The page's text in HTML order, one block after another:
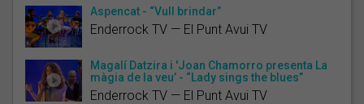
Aspencat - “Vull brindar”
Enderrock TV — El Punt Avui TV
Magalí Datzira i 'Joan Chamorro presenta La
màgia de la veu’ - “Lady sings the blues”
Enderrock TV — El Punt Avui TV